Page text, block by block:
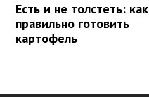
Есть и не толстеть: как
правильно готовить
картофель